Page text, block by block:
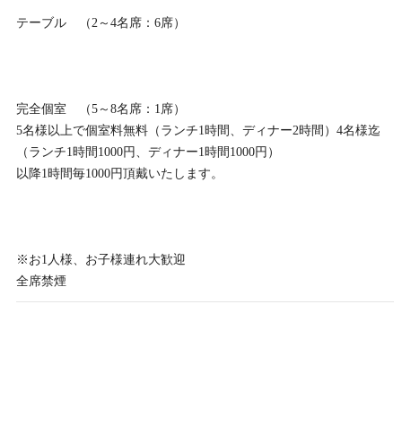
テーブル （2～4名席：6席）
完全個室 （5～8名席：1席）
5名様以上で個室料無料（ランチ1時間、ディナー2時間）4名様迄
（ランチ1時間1000円、ディナー1時間1000円）
以降1時間毎1000円頂戴いたします。
※お1人様、お子様連れ大歓迎
全席禁煙